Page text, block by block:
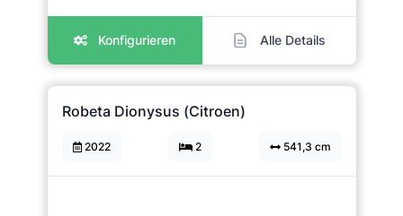
Konfigurieren Alle Details
Robeta Dionysus (Citroen)
2022 2 541,3 cm